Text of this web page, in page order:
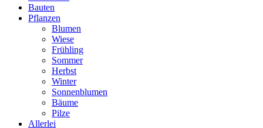
Bauten
Pflanzen
Blumen
Wiese
Frühling
Sommer
Herbst
Winter
Sonnenblumen
Bäume
Pilze
Allerlei